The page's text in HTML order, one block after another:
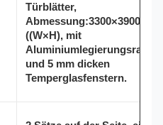
Türblätter,
Abmessung:3300×3900 mm
((W×H), mit
und 5 mm dicken
Temperglasfenstern.